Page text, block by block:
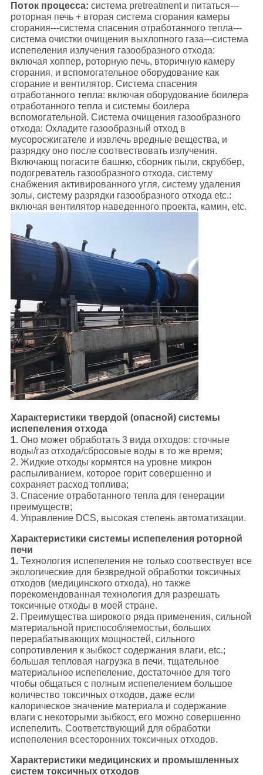
Поток процесса: система pretreatment и питаться---
роторная печь + вторая система сгорания камеры
сгорания---система спасения отработанного тепла---
система очистки очищения выхлопного газа---система
испепеления излучения газообразного отхода:
включая хоппер, роторную печь, вторичную камеру
сгорания, и вспомогательное оборудование как
сгорание и вентилятор. Система спасения
отработанного тепла: включая оборудование боилера
отработанного тепла и системы боилера
вспомогательной. Система очищения газообразного
отхода: Охладите газообразный отход в
мусоросжигателе и извлечь вредные вещества, и
разрядку оно после соотвествовать излучения.
Включающ погасите башню, сборник пыли, скруббер,
подогреватель газообразного отхода, систему
снабжения активированного угля, систему удаления
золы, систему разрядки газообразного отхода etc.:
включая вентилятор наведенного проекта, камин, etc.
Характеристики твердой (опасной) системы
испепеления отхода
1. Оно может обработать 3 вида отходов: сточные
воды/газ отхода/сбросовые воды в то же время;
2. Жидкие отходы кормятся на уровне микрон
распыливанием, которое горит совершенно и
сохраняет расход топлива;
3. Спасение отработанного тепла для генерации
преимуществ;
4. Управление DCS, высокая степень автоматизации.
Характеристики системы испепеления роторной
печи
1. Технология испепеления не только соотвествует все
экологические для безвредной обработки токсичных
отходов (медицинского отхода), но также
порекомендованная технология для разрешать
токсичные отходы в моей стране.
2. Преимущества широкого ряда применения, сильной
материальной приспособляемостьи, больших
перерабатывающих мощностей, сильного
сопротивления к зыбкост содержания влаги, etc.;
большая тепловая нагрузка в печи, тщательное
материальное испепеление, достаточное для того
чтобы общаться с полным испепелением большое
количество токсичных отходов, даже если
калорическое значение материала и содержание
влаги с некоторыми зыбкост, его можно совершенно
испепелить. Соответствующий для обработки
испепеления всесторонних токсичных отходов.
Характеристики медицинских и промышленных
систем токсичных отходов